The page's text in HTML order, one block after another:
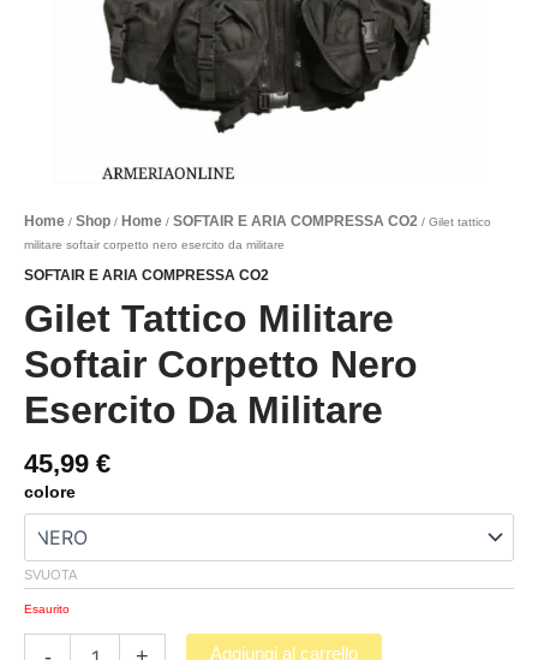
Home / Shop / Home / SOFTAIR E ARIA COMPRESSA CO2 / Gilet tattico
militare softair corpetto nero esercito da militare
SOFTAIR E ARIA COMPRESSA CO2
Gilet Tattico Militare
Softair Corpetto Nero
Esercito Da Militare
45,99 €
colore
SVUOTA
Esaurito
Aggiungi al carrello